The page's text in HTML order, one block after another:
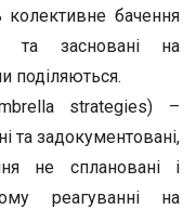
колективне бачення
та засновані на
поділяються.
strategies) –
та задокументовані,
не сплановані і
реагуванні на